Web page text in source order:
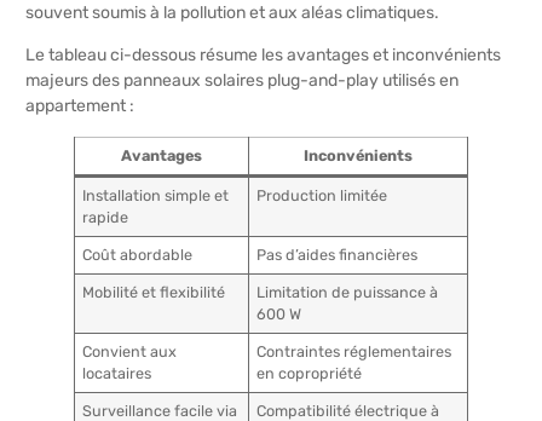
souvent soumis à la pollution et aux aléas climatiques.
Le tableau ci-dessous résume les avantages et inconvénients
majeurs des panneaux solaires plug-and-play utilisés en
appartement :
Avantages Inconvénients
Installation simple et
rapide
Production limitée
Coût abordable Pas d’aides financières
Mobilité et flexibilité
Limitation de puissance à
600 W
Convient aux
locataires
Contraintes réglementaires
en copropriété
Surveillance facile via
Compatibilité électrique à